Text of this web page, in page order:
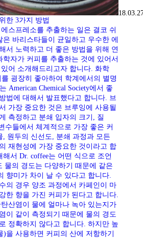
한 3가지 방법
스프레소를 추출하는 일은 결코 쉬
바리스타들이 균일하고 우수한 에
서 노력하고 더 좋은 방법을 위해 연
자가 커피를 추출하는 것에 있어서
어 소개해드리고자 합니다. 화학
를 굉장히 좋아하여 학계에서의 별명
American Chemical Society에서 좋
법에 대해서 발표했다고 합니다. 브
가장 중요한 것은 브루잉에 사용될
측정하고 분쇄 입자의 크기, 질
수들에서 체계적으로 가장 좋은 커
원두의 신선도, 분쇄 과정과 모든
재현성에 가장 중요한 것이라고 합
서 Dr. coffee는 어떤 식으로 조언
물의 경도는 다양하기 때문에 같은
향미가 차이 날 수 있다고 합니다.
의 경우 양조 과정에서 카페인이 마
한 향을 가진 커피가 된다고 합니다.
산염이 물에 얼마나 녹아 있는지가
이 같이 측정되기 때문에 물의 경도
정확하지 않다고 합니다. 하지만 높
을 사용하면 커피의 산에 저항하기